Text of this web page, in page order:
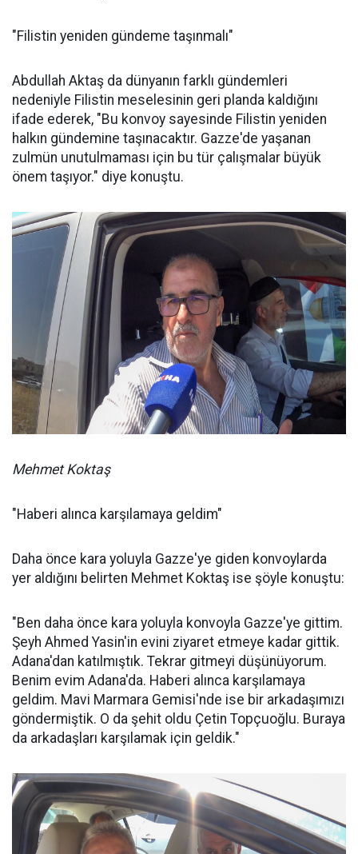
"Filistin yeniden gündeme taşınmalı"
Abdullah Aktaş da dünyanın farklı gündemleri
nedeniyle Filistin meselesinin geri planda kaldığını
ifade ederek, "Bu konvoy sayesinde Filistin yeniden
halkın gündemine taşınacaktır. Gazze'de yaşanan
zulmün unutulmaması için bu tür çalışmalar büyük
önem taşıyor." diye konuştu.
Mehmet Koktaş
"Haberi alınca karşılamaya geldim"
Daha önce kara yoluyla Gazze'ye giden konvoylarda
yer aldığını belirten Mehmet Koktaş ise şöyle konuştu:
"Ben daha önce kara yoluyla konvoyla Gazze'ye gittim.
Şeyh Ahmed Yasin'in evini ziyaret etmeye kadar gittik.
Adana'dan katılmıştık. Tekrar gitmeyi düşünüyorum.
Benim evim Adana'da. Haberi alınca karşılamaya
geldim. Mavi Marmara Gemisi'nde ise bir arkadaşımızı
göndermiştik. O da şehit oldu Çetin Topçuoğlu. Buraya
da arkadaşları karşılamak için geldik."